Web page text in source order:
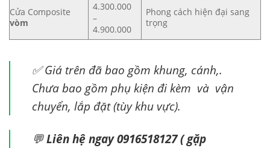
Cửa Composite
vòm
4.300.000
–
4.900.000
Phong cách hiện đại sang
trọng
✅ Giá trên đã bao gồm khung, cánh,.
Chưa bao gồm phụ kiện đi kèm và vận
chuyển, lắp đặt (tùy khu vực).
💬Liên hệ ngay 0916518127 ( gặp